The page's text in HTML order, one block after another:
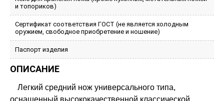
и топориков)
Сертификат соответствия ГОСТ (не является холодным
оружием, свободное приобретение и ношение)
Паспорт изделия
ОПИСАНИЕ
Легкий средний нож универсального типа,
оснащенный высококачественной классической